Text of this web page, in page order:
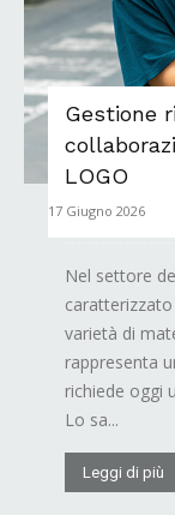
Gestione
LOGO
17 Giugno 2026
Nel settore
varietà di
rappresenta
richiede oggi
Lo sa...
Leggi di più